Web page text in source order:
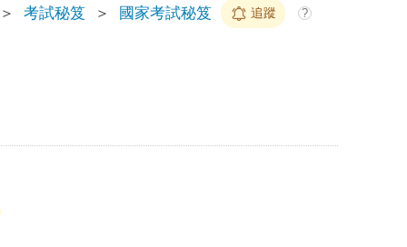
＞ 考試秘笈 ＞ 國家考試秘笈 追蹤 ?